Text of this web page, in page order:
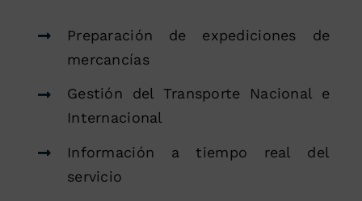
Preparación de expediciones de
mercancías
Gestión del Transporte Nacional e
Internacional
Información a tiempo real del
servicio